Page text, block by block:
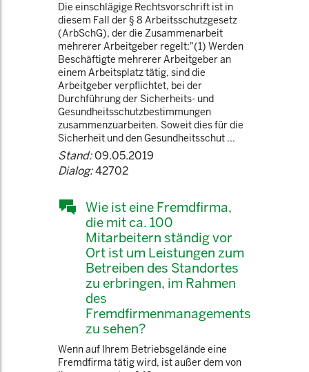
Die einschlägige Rechtsvorschrift ist in
diesem Fall der § 8 Arbeitsschutzgesetz
(ArbSchG), der die Zusammenarbeit
mehrerer Arbeitgeber regelt:"(1) Werden
Beschäftigte mehrerer Arbeitgeber an
einem Arbeitsplatz tätig, sind die
Arbeitgeber verpflichtet, bei der
Durchführung der Sicherheits- und
Gesundheitsschutzbestimmungen
zusammenzuarbeiten. Soweit dies für die
Sicherheit und den Gesundheitsschut ...
Stand:09.05.2019
Dialog:42702
Wie ist eine Fremdfirma,
die mit ca. 100
Mitarbeitern ständig vor
Ort ist um Leistungen zum
Betreiben des Standortes
zu erbringen, im Rahmen
des
Fremdfirmenmanagements
zu sehen?
Wenn auf Ihrem Betriebsgelände eine
Fremdfirma tätig wird, ist außer dem von